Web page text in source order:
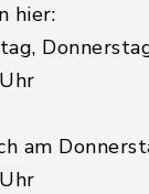
hier:
am